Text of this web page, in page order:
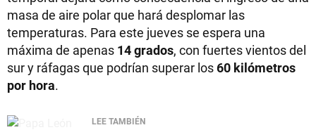
masa de aire polar que hará desplomar las
temperaturas. Para este jueves se espera una
máxima de apenas 14 grados, con fuertes vientos del
sur y ráfagas que podrían superar los60 kilómetros
por hora.
LEE TAMBIÉN